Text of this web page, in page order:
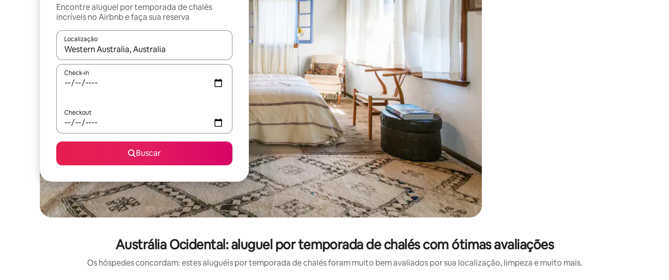
Encontre aluguel por temporada de chalés
incríveis no Airbnb e faça sua reserva
Localização
Quando os resultados estiverem disponíveis, explore-os usando as seta para cima e para baixo do teclado ou tocando e deslizando o dedo na tela.
Check-in
Checkout
Buscar
Austrália Ocidental: aluguel por temporada de chalés com ótimas avaliações
Os hóspedes concordam: estes aluguéis por temporada de chalés foram muito bem avaliados por sua localização, limpeza e muito mais.